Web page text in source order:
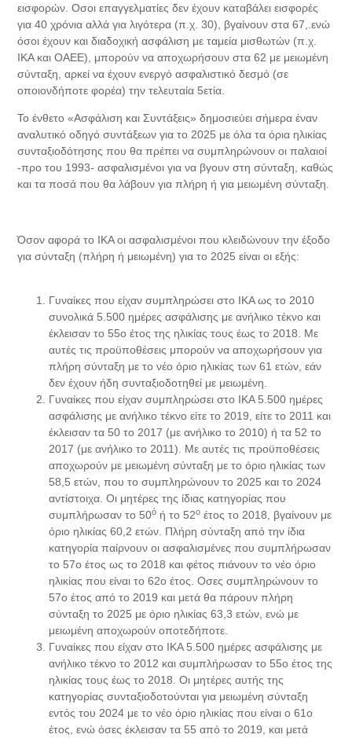
εισφορών. Οσοι επαγγελματίες δεν έχουν καταβάλει εισφορές
για 40 χρόνια αλλά για λιγότερα (π.χ. 30), βγαίνουν στα 67,.ενώ
όσοι έχουν και διαδοχική ασφάλιση με ταμεία μισθωτών (π.χ.
ΙΚΑ και ΟΑΕΕ), μπορούν να αποχωρήσουν στα 62 με μειωμένη
σύνταξη, αρκεί να έχουν ενεργό ασφαλιστικό δεσμό (σε
οποιονδήποτε φορέα) την τελευταία 5ετία.
Το ένθετο «Ασφάλιση και Συντάξεις» δημοσιεύει σήμερα έναν
αναλυτικό οδηγό συντάξεων για το 2025 με όλα τα όρια ηλικίας
συνταξιοδότησης που θα πρέπει να συμπληρώνουν οι παλαιοί
-προ του 1993- ασφαλισμένοι για να βγουν στη σύνταξη, καθώς
και τα ποσά που θα λάβουν για πλήρη ή για μειωμένη σύνταξη.
Όσον αφορά το ΙΚΑ οι ασφαλισμένοι που κλειδώνουν την έξοδο
για σύνταξη (πλήρη ή μειωμένη) για το 2025 είναι οι εξής:
Γυναίκες που είχαν συμπληρώσει στο ΙΚΑ ως το 2010
συνολικά 5.500 ημέρες ασφάλισης με ανήλικο τέκνο και
έκλεισαν το 55ο έτος της ηλικίας τους έως το 2018. Με
αυτές τις προϋποθέσεις μπορούν να αποχωρήσουν για
πλήρη σύνταξη με το νέο όριο ηλικίας των 61 ετών, εάν
δεν έχουν ήδη συνταξιοδοτηθεί με μειωμένη.
Γυναίκες που είχαν συμπληρώσει στο ΙΚΑ 5.500 ημέρες
ασφάλισης με ανήλικο τέκνο είτε το 2019, είτε το 2011 και
έκλεισαν τα 50 το 2017 (με ανήλικο το 2010) ή τα 52 το
2017 (με ανήλικο το 2011). Με αυτές τις προϋποθέσεις
αποχωρούν με μειωμένη σύνταξη με το όριο ηλικίας των
58,5 ετών, που το συμπληρώνουν το 2025 και το 2024
αντίστοιχα. Οι μητέρες της ίδιας κατηγορίας που
συμπλήρωσαν το 50ό ή το 52ο έτος το 2018, βγαίνουν με
όριο ηλικίας 60,2 ετών. Πλήρη σύνταξη από την ίδια
κατηγορία παίρνουν οι ασφαλισμένες που συμπλήρωσαν
το 57ο έτος ως το 2018 και φέτος πιάνουν το νέο όριο
ηλικίας που είναι το 62ο έτος. Οσες συμπληρώνουν το
57ο έτος από το 2019 και μετά θα πάρουν πλήρη
σύνταξη το 2025 με όριο ηλικίας 63,3 ετών, ενώ με
μειωμένη αποχωρούν οποτεδήποτε.
Γυναίκες που είχαν στο ΙΚΑ 5.500 ημέρες ασφάλισης με
ανήλικο τέκνο το 2012 και συμπλήρωσαν το 55ο έτος της
ηλικίας τους έως το 2018. Οι μητέρες αυτής της
κατηγορίας συνταξιοδοτούνται για μειωμένη σύνταξη
εντός του 2024 με το νέο όριο ηλικίας που είναι ο 61ο
έτος, ενώ όσες έκλεισαν τα 55 από το 2019, και μετά